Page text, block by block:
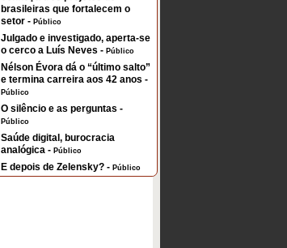
brasileiras que fortalecem o
setor -Público
Julgado e investigado, aperta-se
o cerco a Luís Neves -Público
Nélson Évora dá o “último salto”
e termina carreira aos 42 anos -
Público
O silêncio e as perguntas -
Público
Saúde digital, burocracia
analógica -Público
E depois de Zelensky? -Público